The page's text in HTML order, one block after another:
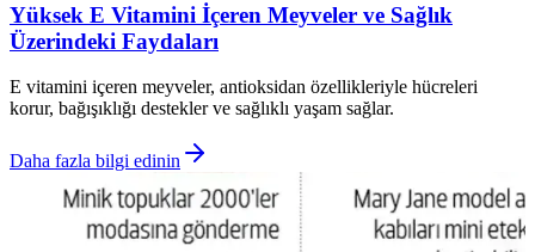
Yüksek E Vitamini İçeren Meyveler ve Sağlık
Üzerindeki Faydaları
E vitamini içeren meyveler, antioksidan özellikleriyle hücreleri
korur, bağışıklığı destekler ve sağlıklı yaşam sağlar.
Daha fazla bilgi edinin